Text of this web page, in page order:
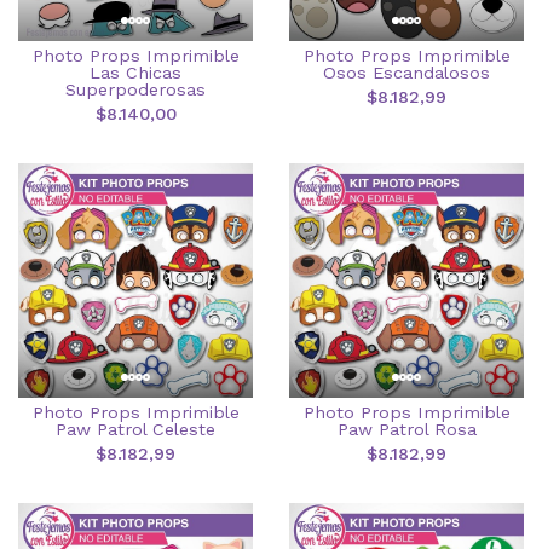
Photo Props Imprimible
Las Chicas
Superpoderosas
$8.140,00
Photo Props Imprimible
Osos Escandalosos
$8.182,99
Photo Props Imprimible
Paw Patrol Celeste
$8.182,99
Photo Props Imprimible
Paw Patrol Rosa
$8.182,99